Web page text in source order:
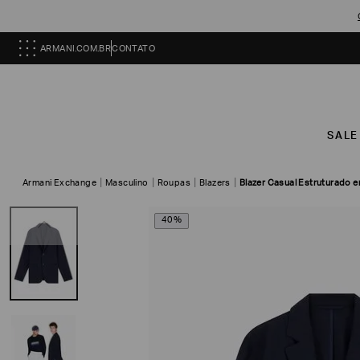
ARMANI.COM.BRCONTATO
SALE
Armani Exchange Masculino Roupas Blazers Blazer Casual Estruturado
40%